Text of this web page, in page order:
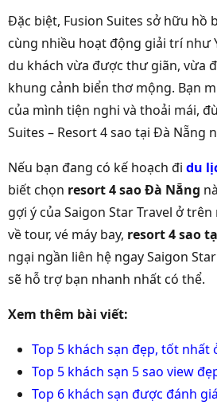
Đặc biệt, Fusion Suites sở hữu hồ
cùng nhiều hoạt động giải trí như
du khách vừa được thư giãn, vừa
khung cảnh biển thơ mộng. Bạn
của mình tiện nghi và thoải mái,
Suites – Resort 4 sao tại Đà Nẵng
Nếu bạn đang có kế hoạch đi du
biết chọn resort 4 sao Đà Nẵng
gợi ý của Saigon Star Travel ở
về tour, vé máy bay, resort 4 sao
ngại ngần liên hệ ngay Saigon
sẽ hỗ trợ bạn nhanh nhất có thể.
Xem thêm bài viết:
Top 5 khách sạn đẹp, tốt
Top 5 khách sạn 5 sao view
Top 6 khách sạn được đánh